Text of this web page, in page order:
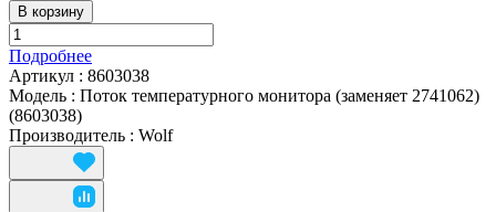
В корзину
Подробнее
Артикул : 8603038
Модель : Поток температурного монитора (заменяет 2741062)
(8603038)
Производитель : Wolf